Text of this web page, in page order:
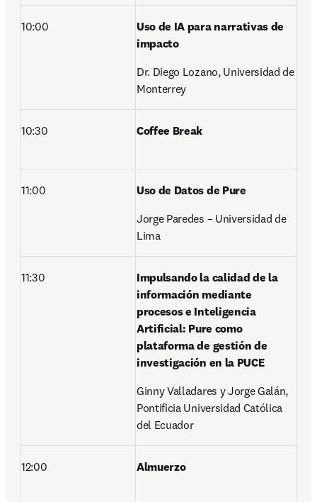
10:00
Uso de IA para narrativas de
impacto
Dr. Diego Lozano, Universidad de
Monterrey
10:30 Coffee Break
11:00
Uso de Datos de Pure
Jorge Paredes – Universidad de
Lima
11:30
Impulsando la calidad de la
información mediante
procesos e Inteligencia
Artificial: Pure como
plataforma de gestión de
investigación en la PUCE
Ginny Valladares y Jorge Galán,
Pontificia Universidad Católica
del Ecuador
12:00 Almuerzo